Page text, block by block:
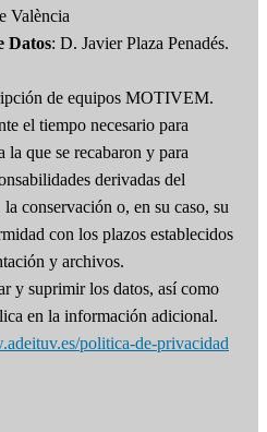
València
Datos: D. Javier Plaza Penadés.
de equipos MOTIVEM.
el tiempo necesario para
que se recabaron y para
derivadas del
conservación o, en su caso, su
con los plazos establecidos
y archivos.
y suprimir los datos, así como
en la información adicional.
politica-de-privacidad